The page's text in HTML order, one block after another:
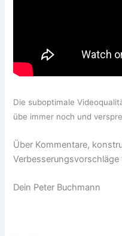
Die suboptimale
übe immer noch und
Über Kommentare,
Verbesserungsvorschläge
Dein Peter Buchmann